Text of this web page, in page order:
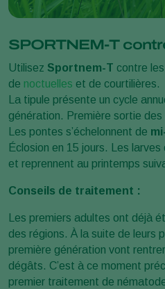
SPORTNEM-T
Utilisez Sportnem-T contre
de noctuelles et de courtilières.
La tipule présente un cycle
génération. Première sortie
Les pontes s’échelonnent de
Éclosion en 15 jours. Les
et reprennent au printemps
Conseils de traitement :
Les premiers adultes ont déjà
des régions. À la suite de leurs
première génération vont
dégâts. C’est à ce moment
premier traitement de